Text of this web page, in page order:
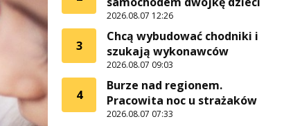
2026.08.07 12:26
3
Chcą wybudować chodniki i
szukają wykonawców
2026.08.07 09:03
4
Burze nad regionem.
Pracowita noc u strażaków
2026.08.07 07:33